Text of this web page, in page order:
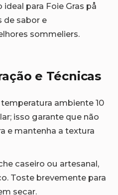
para Foie Gras på
de sabor e
sommeliers.
e Técnicas
temperatura ambiente 10
isso garante que não
e mantenha a textura
caseiro ou artesanal,
Toste brevemente para
secar.